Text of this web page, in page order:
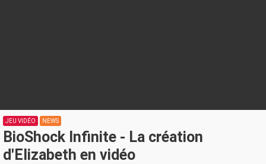
JEU VIDÉO NEWS
BioShock Infinite - La création
d'Elizabeth en vidéo